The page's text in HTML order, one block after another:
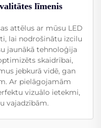
līmenis
attēlus ar mūsu LED
lai nodrošinātu izcilu
jaunākā tehnoloģija
skaidrībai,
jebkurā vidē, gan
Ar pielāgojamām
vizuālo ietekmi,
vajadzībām.